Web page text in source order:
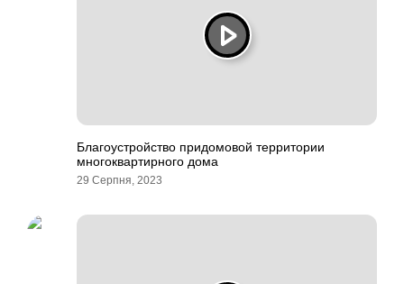
Благоустройство придомовой территории
многоквартирного дома
29 Серпня, 2023